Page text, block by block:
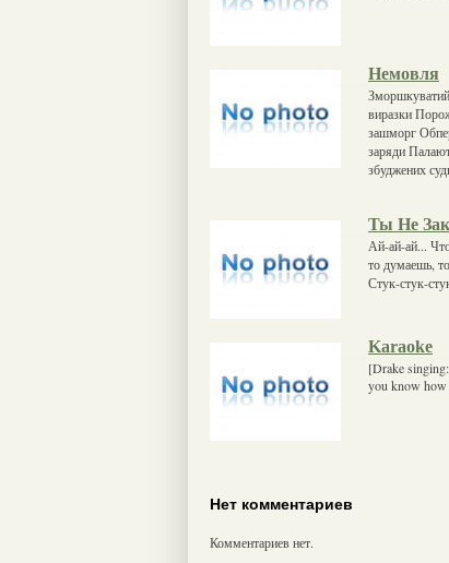
Немовля
виразки
зашморг
заряди
збуджених
Ты Не
Ай-ай-ай...
то думаешь,
Стук-стук-
Karaoke
[Drake
you know how
Нет комментариев
Комментариев нет.